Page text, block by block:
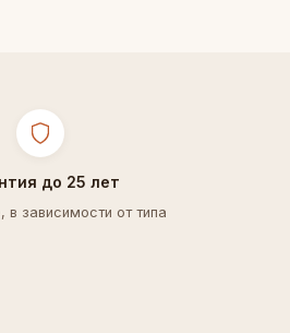
до 25 лет
в зависимости от типа